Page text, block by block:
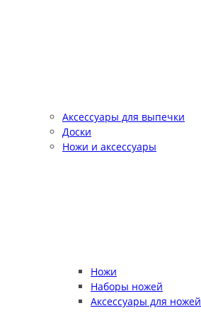
Аксессуары для выпечки
Доски
Ножи и аксессуары
Ножи
Наборы ножей
Аксессуары для ножей